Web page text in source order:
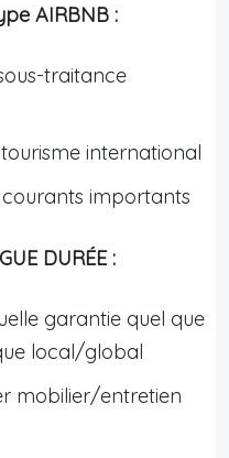
AIRBNB :
traitance
international
importants
DURÉE :
garantie quel que
local/global
mobilier/entretien